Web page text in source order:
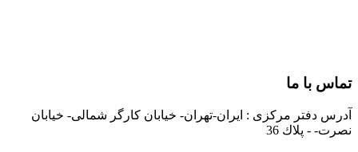
تماس با ما
آدرس دفتر مرکزی : ايران-تهران- خيابان كارگر شمالی- خيابان
نصرت- - پلاك 36